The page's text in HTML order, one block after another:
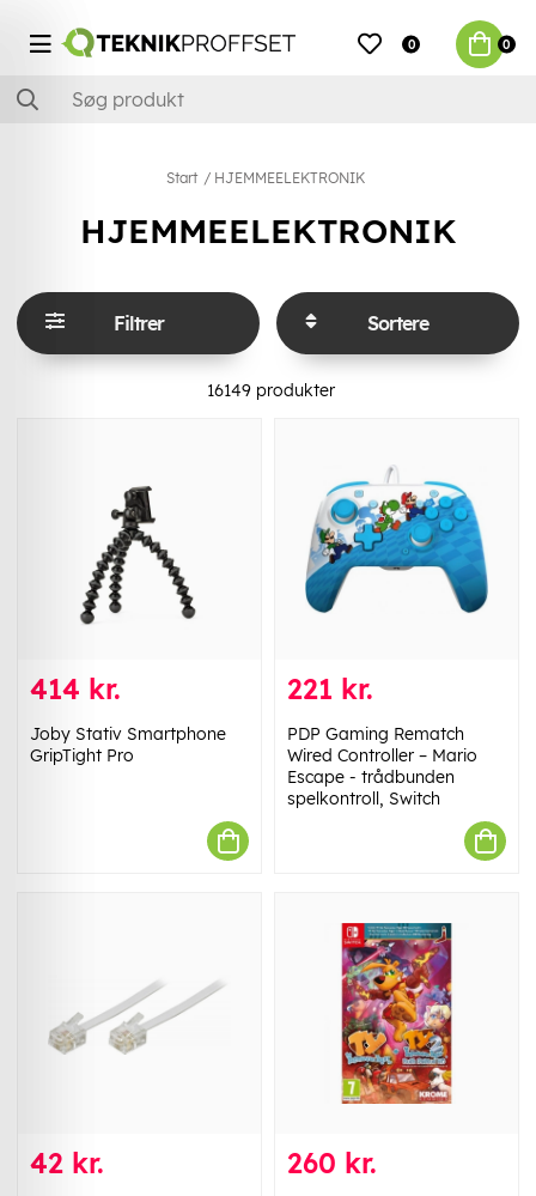
0 0
Start HJEMMEELEKTRONIK
HJEMMEELEKTRONIK
Filtrer Sortere
16149produkter
414 kr.
Joby Stativ Smartphone
GripTight Pro
221 kr.
PDP Gaming Rematch
Wired Controller – Mario
Escape - trådbunden
spelkontroll, Switch
42 kr. 260 kr.